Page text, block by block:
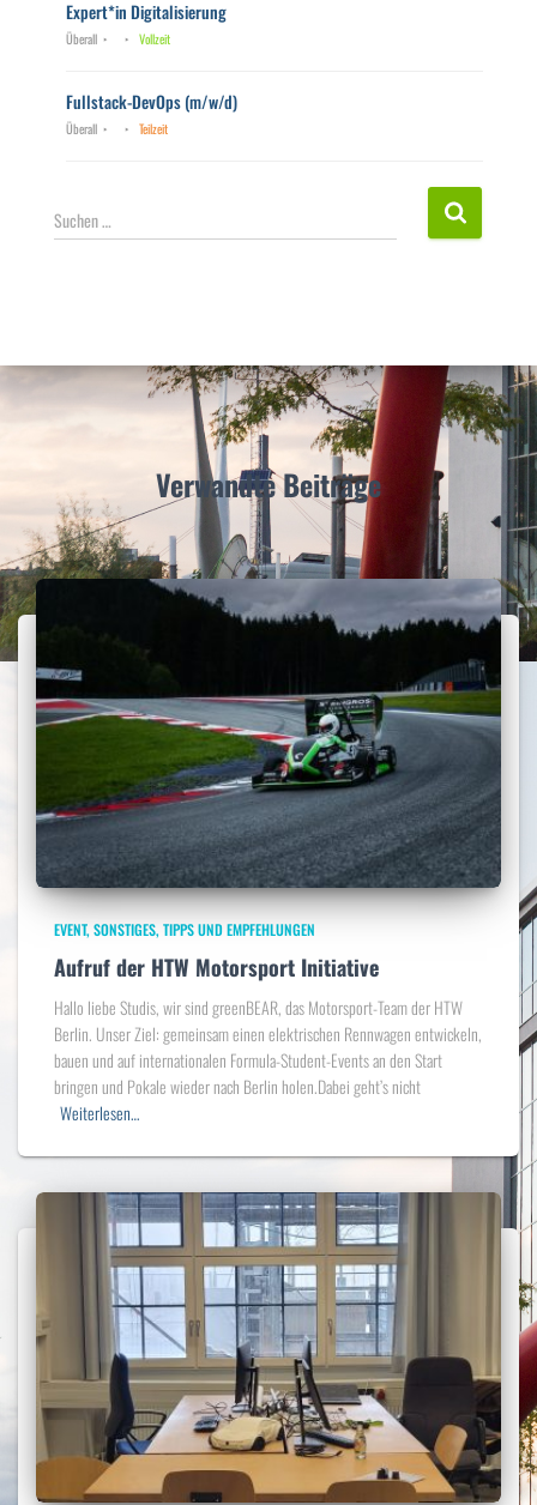
Expert*in Digitalisierung
Überall Vollzeit
Fullstack-DevOps (m/w/d)
Überall Teilzeit
S
u
n
Suchen …
Verwandte Beiträge
EVENT SONSTIGES TIPPS UND EMPFEHLUNGEN
Aufruf der HTW Motorsport Initiative
Hallo liebe Studis, wir sind greenBEAR, das Motorsport-Team der HTW
Berlin. Unser Ziel: gemeinsam einen elektrischen Rennwagen entwickeln,
bauen und auf internationalen Formula-Student-Events an den Start
bringen und Pokale wieder nach Berlin holen.Dabei geht’s nicht
Weiterlesen…